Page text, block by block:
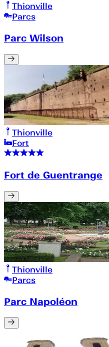
Thionville
Parcs
Parc Wilson
Thionville
Fort
Fort de Guentrange
Thionville
Parcs
Parc Napoléon